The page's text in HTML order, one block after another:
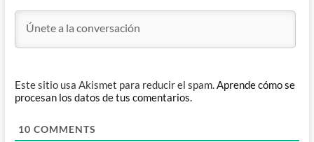
Este sitio usa Akismet para reducir el spam.Aprende cómo se
procesan los datos de tus comentarios.
10 COMMENTS